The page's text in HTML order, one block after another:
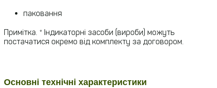
паковання
Примітка. * Індикаторні засоби (вироби) можуть
постачатися окремо від комплекту за договором.
Основні технічні характеристики